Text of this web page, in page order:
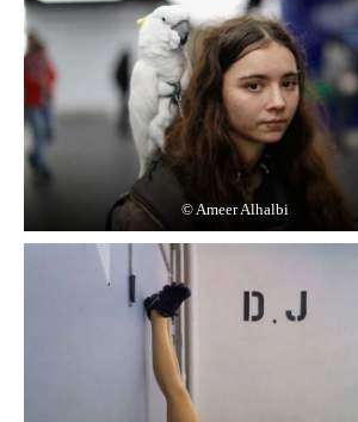
© Ameer Alhalbi